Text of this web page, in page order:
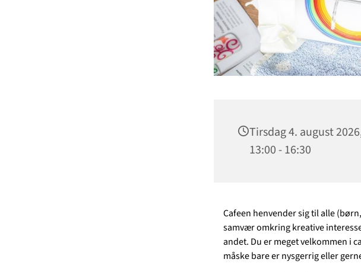
Tirsdag 4. august
13:00 - 16:30
Cafeen henvender sig til alle
samvær omkring kreative
andet. Du er meget velkommen i
måske bare er nysgerrig eller